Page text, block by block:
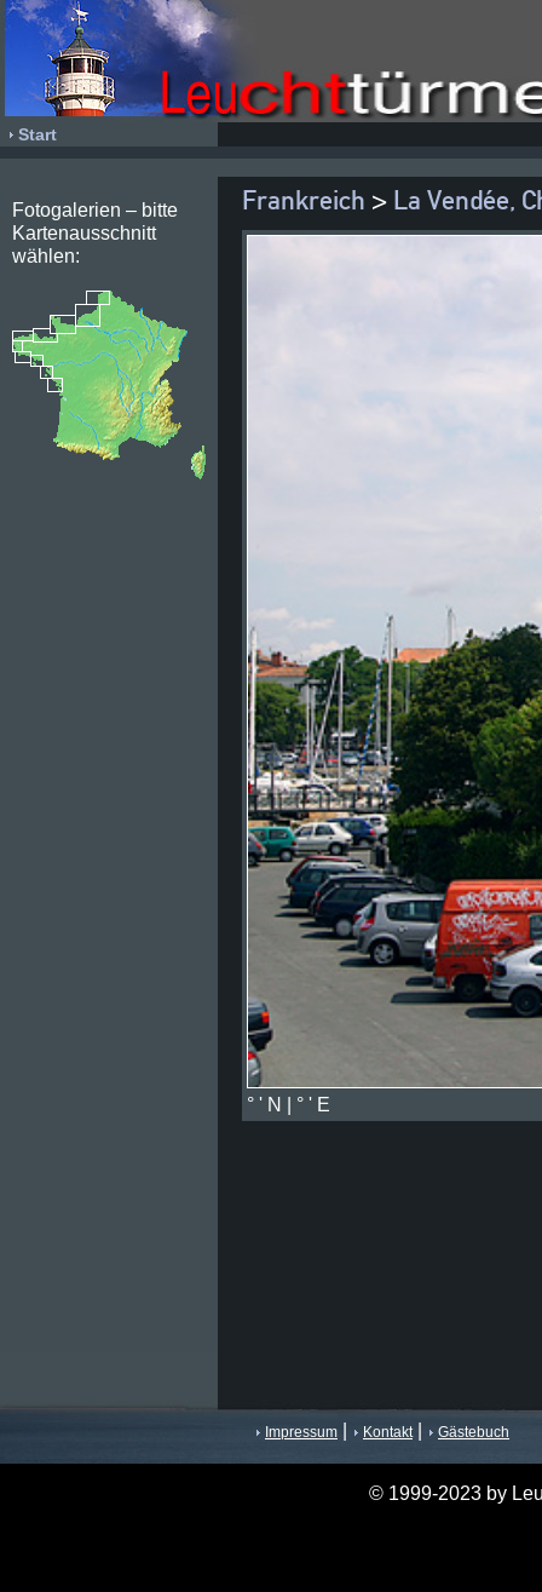
Start
Fotogalerien – bitte
Kartenausschnitt
wählen:
Frankreich > La Vendée,
° ' N | ° ' E
Impressum Kontakt| Gästebuch
© 1999-2023 by